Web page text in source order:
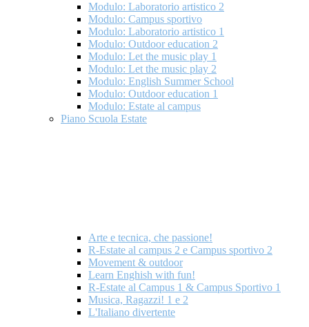
Modulo: Laboratorio artistico 2
Modulo: Campus sportivo
Modulo: Laboratorio artistico 1
Modulo: Outdoor education 2
Modulo: Let the music play 1
Modulo: Let the music play 2
Modulo: English Summer School
Modulo: Outdoor education 1
Modulo: Estate al campus
Piano Scuola Estate
Arte e tecnica, che passione!
R-Estate al campus 2 e Campus sportivo 2
Movement & outdoor
Learn Enghish with fun!
R-Estate al Campus 1 & Campus Sportivo 1
Musica, Ragazzi! 1 e 2
L'Italiano divertente